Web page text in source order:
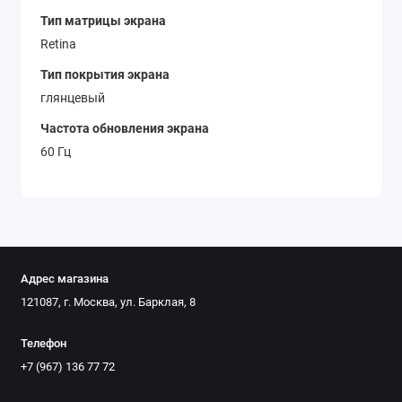
Тип матрицы экрана
Retina
Тип покрытия экрана
глянцевый
Частота обновления экрана
60 Гц
Адрес магазина
121087, г. Москва, ул. Барклая, 8
Телефон
+7 (967) 136 77 72